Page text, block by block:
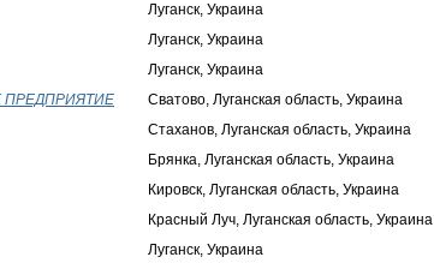
Луганск, Украина
Луганск, Украина
Луганск, Украина
ПРЕДПРИЯТИЕ
Сватово, Луганская область, Украина
Стаханов, Луганская область, Украина
Брянка, Луганская область, Украина
Кировск, Луганская область, Украина
Красный Луч, Луганская область, Украина
Луганск, Украина